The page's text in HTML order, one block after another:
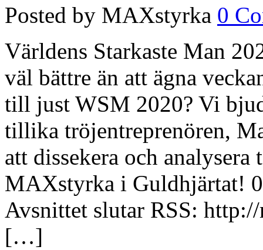
Posted by MAXstyrka 0
Världens Starkaste Man
väl bättre än att ägna
till just WSM 2020? Vi
tillika tröjentreprenören,
att dissekera och
MAXstyrka i Guldhjärtat!
Avsnittet slutar RSS:
[…]